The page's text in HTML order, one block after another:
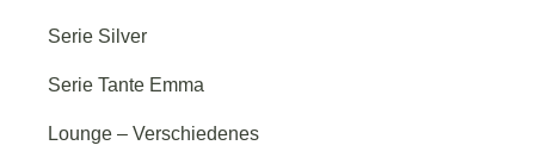
Serie Silver
Serie Tante Emma
Lounge – Verschiedenes